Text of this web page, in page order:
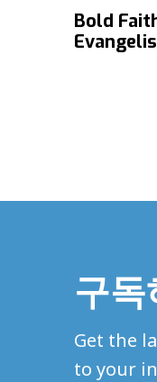
Bold
구
Get the
to your